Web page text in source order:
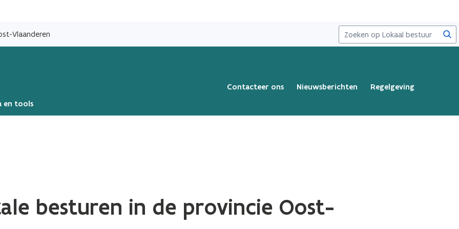
naar
Vlaanderen
Contacteer ons Nieuwsberichten
Regelgeving
en tools
besturen in de provincie Oost-